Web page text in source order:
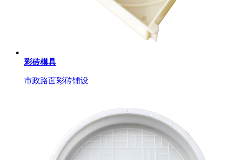
彩砖模具
市政路面彩砖铺设